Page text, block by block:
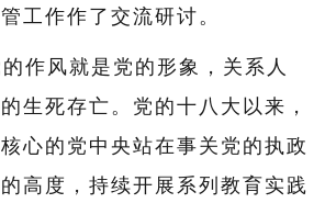
工作作了交流研讨。
作风就是党的形象，关系人
生死存亡。党的十八大以来，
心的党中央站在事关党的执政
高度，持续开展系列教育实践